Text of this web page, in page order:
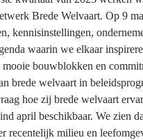
Brede Welvaart. Op 9
kennisinstellingen,
waarin we elkaar
mooie bouwblokken en
brede welvaart in
hoe zij brede welvaart
april beschikbaar. We zien
recentelijk milieu en